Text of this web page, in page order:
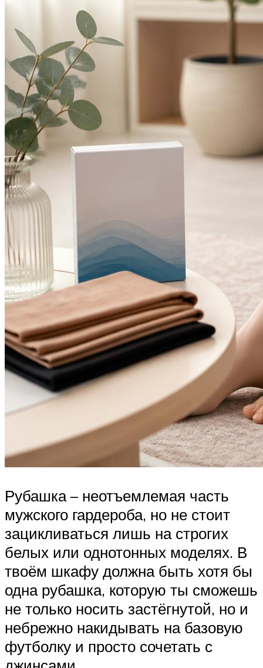
Рубашка – неотъемлемая часть
мужского гардероба, но не стоит
зацикливаться лишь на строгих
белых или однотонных моделях. В
твоём шкафу должна быть хотя бы
одна рубашка, которую ты сможешь
не только носить застёгнутой, но и
небрежно накидывать на базовую
футболку и просто сочетать с